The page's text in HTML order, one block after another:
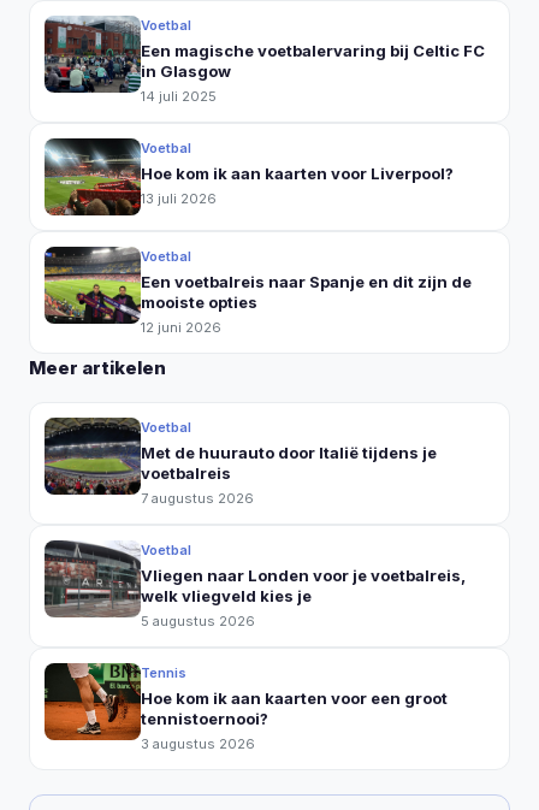
Voetbal
Een magische voetbalervaring bij Celtic FC
in Glasgow
14 juli 2025
Voetbal
Hoe kom ik aan kaarten voor Liverpool?
13 juli 2026
Voetbal
Een voetbalreis naar Spanje en dit zijn de
mooiste opties
12 juni 2026
Meer artikelen
Voetbal
Met de huurauto door Italië tijdens je
voetbalreis
7 augustus 2026
Voetbal
Vliegen naar Londen voor je voetbalreis,
welk vliegveld kies je
5 augustus 2026
Tennis
Hoe kom ik aan kaarten voor een groot
tennistoernooi?
3 augustus 2026